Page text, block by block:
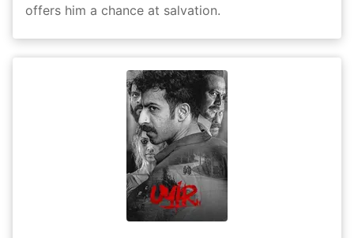
offers him a chance at salvation.